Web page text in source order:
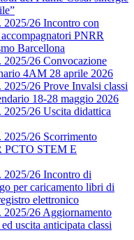
2025/26 Incontro con
PNRR
Barcellona
2025/26 Convocazione
4AM 28 aprile 2026
2025/26 Prove Invalsi classi
18-28 maggio 2026
2025/26 Uscita didattica
2025/26 Scorrimento
PCTO STEM E
2025/26 Incontro di
per caricamento libri di
elettronico
2025/26 Aggiornamento
uscita anticipata classi